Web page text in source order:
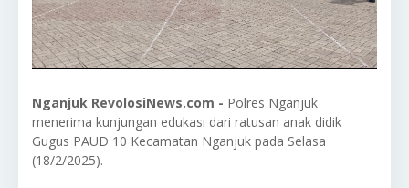
Nganjuk RevolosiNews.com - Polres Nganjuk
menerima kunjungan edukasi dari ratusan anak didik
Gugus PAUD 10 Kecamatan Nganjuk pada Selasa
(18/2/2025).